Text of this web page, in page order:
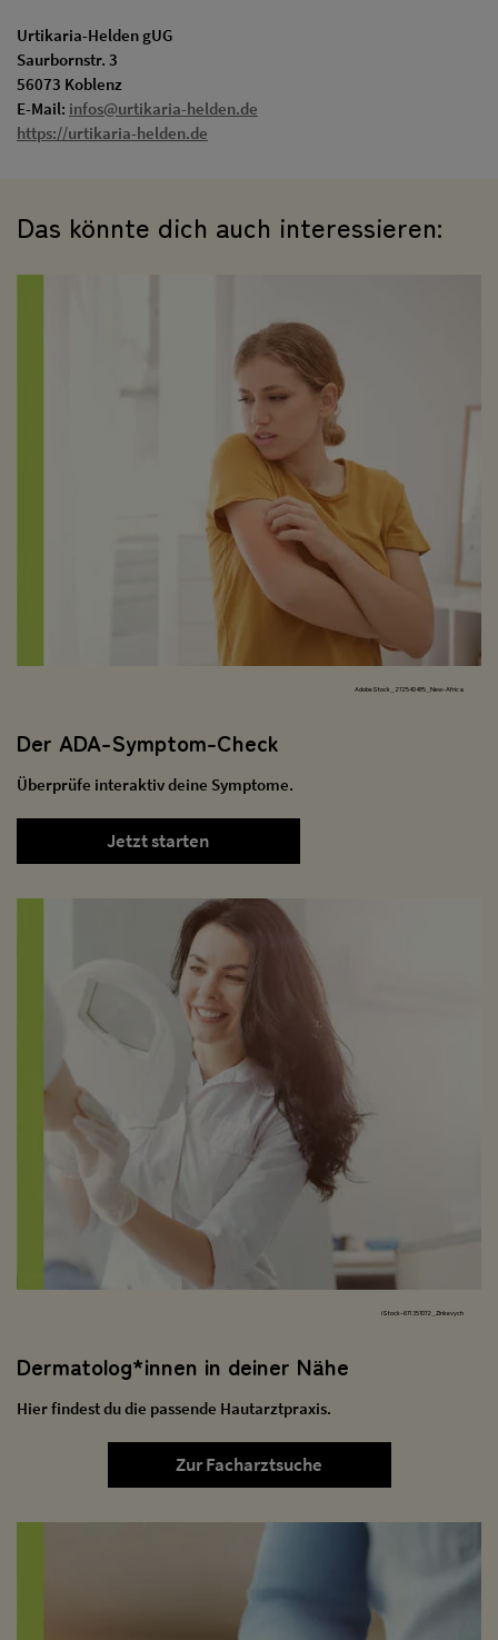
Urtikaria-Helden gUG
Saurbornstr. 3
56073 Koblenz
E-Mail: infos@urtikaria-helden.de
https://urtikaria-helden.de
Das könnte dich auch interessieren:
AdobeStock_272540485_New-Africa
Der ADA-Symptom-Check
Überprüfe interaktiv deine Symptome.
Jetzt starten
iStock-671357072_Zinkevych
Dermatolog*innen in deiner Nähe
Hier findest du die passende Hautarztpraxis.
Zur Facharztsuche